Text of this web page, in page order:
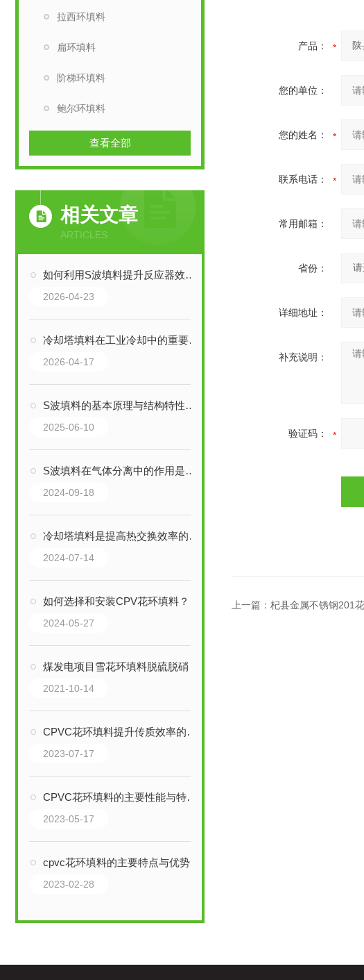
拉西环填料
扁环填料
阶梯环填料
鲍尔环填料
查看全部
相关文章
ARTICLES
如何利用S波填料提升反应器效率？
2026-04-23
冷却塔填料在工业冷却中的重要作用
2026-04-17
S波填料的基本原理与结构特性分析
2025-06-10
S波填料在气体分离中的作用是什么？
2024-09-18
冷却塔填料是提高热交换效率的关键组件
2024-07-14
如何选择和安装CPV花环填料？
2024-05-27
煤发电项目雪花环填料脱硫脱硝
2021-10-14
CPVC花环填料提升传质效率的创新解决方案
2023-07-17
CPVC花环填料的主要性能与特点介绍
2023-05-17
cpvc花环填料的主要特点与优势概述
2023-02-28
产品：
您的单位：
您的姓名：
联系电话：
常用邮箱：
省份：
详细地址：
补充说明：
验证码：
上一篇： 杞县金属不锈钢201